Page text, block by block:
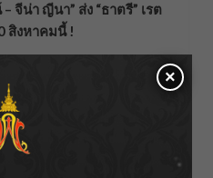
น่า ญีนา” ส่ง “ธาตรี” เรต
สิงหาคมนี้ !
×